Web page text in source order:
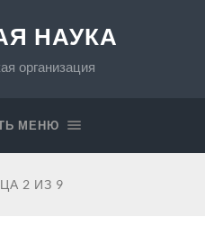
НАУКА
организация
МЕНЮ
2 ИЗ 9